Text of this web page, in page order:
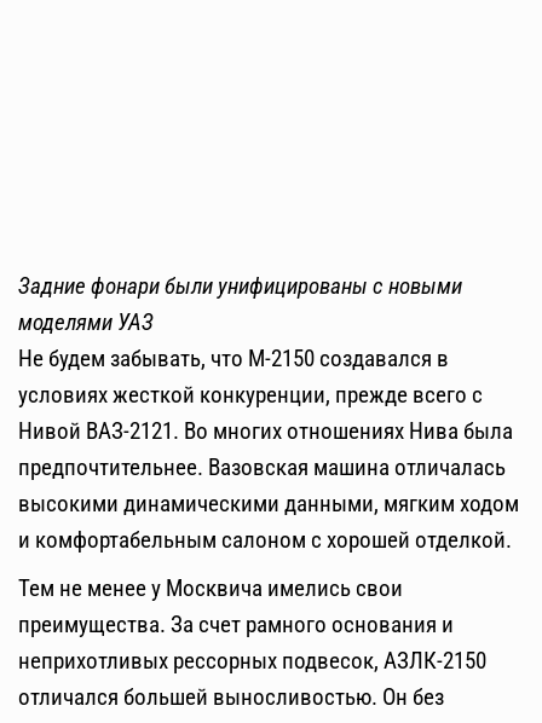
Задние фонари были унифицированы с новыми
моделями УАЗ
Не будем забывать, что М-2150 создавался в
условиях жесткой конкуренции, прежде всего с
Нивой ВАЗ-2121. Во многих отношениях Нива была
предпочтительнее. Вазовская машина отличалась
высокими динамическими данными, мягким ходом
и комфортабельным салоном с хорошей отделкой.
Тем не менее у Москвича имелись свои
преимущества. За счет рамного основания и
неприхотливых рессорных подвесок, АЗЛК-2150
отличался большей выносливостью. Он без